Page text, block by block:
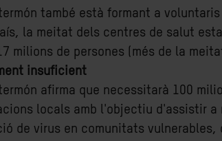
també està formant a
la meitat dels centres de salut
milions de persones (més de la
insuficient
afirma que necessitarà 100
locals amb l'objectiu d'assistir a
de virus en comunitats